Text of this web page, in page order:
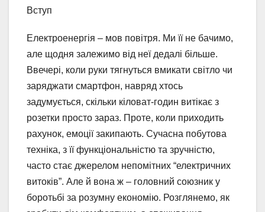
Вступ
Електроенергія – мов повітря. Ми її не бачимо,
але щодня залежимо від неї дедалі більше.
Ввечері, коли руки тягнуться вмикати світло чи
заряджати смартфон, навряд хтось
задумується, скільки кіловат-годин витікає з
розетки просто зараз. Проте, коли приходить
рахунок, емоції закипають. Сучасна побутова
техніка, з її функціональністю та зручністю,
часто стає джерелом непомітних “електричних
витоків”. Але й вона ж – головний союзник у
боротьбі за розумну економію. Розглянемо, як